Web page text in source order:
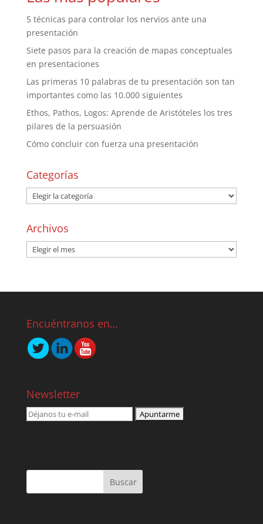
5 técnicas para controlar los nervios ante una
presentación
Siete pasos para la creación de mapas conceptuales
en presentaciones
Las primeras 10 palabras de tu presentación son tan
importantes como las 10.000 siguientes
Ethos, Pathos, Logos: Aprende de Aristóteles los tres
pilares de la persuasión
Cómo concluir con fuerza una presentación
Categorías
Archivos
Encuéntranos en…
Newsletter